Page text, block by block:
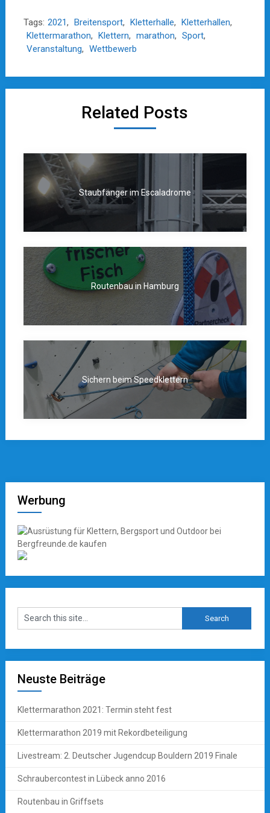
Tags: 2021, Breitensport, Kletterhalle, Kletterhallen,
Klettermarathon, Klettern, marathon, Sport,
Veranstaltung, Wettbewerb
Related Posts
Staubfänger im Escaladrome
Routenbau in Hamburg
Sichern beim Speedklettern
Werbung
Neuste Beiträge
Klettermarathon 2021: Termin steht fest
Klettermarathon 2019 mit Rekordbeteiligung
Livestream: 2. Deutscher Jugendcup Bouldern 2019 Finale
Schraubercontest in Lübeck anno 2016
Routenbau in Griffsets